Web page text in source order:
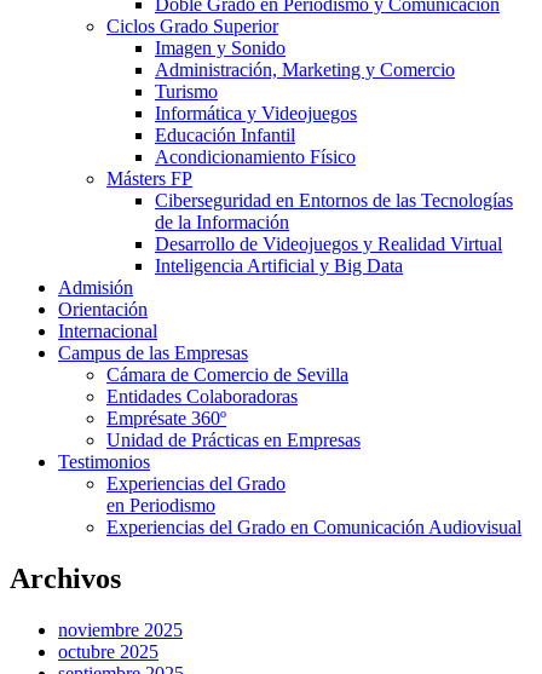
Ciclos Grado Superior
Imagen y Sonido
Administración, Marketing y Comercio
Turismo
Informática y Videojuegos
Educación Infantil
Acondicionamiento Físico
Másters FP
Ciberseguridad en Entornos de las Tecnologías
de la Información
Desarrollo de Videojuegos y Realidad Virtual
Inteligencia Artificial y Big Data
Admisión
Orientación
Internacional
Campus de las Empresas
Cámara de Comercio de Sevilla
Entidades Colaboradoras
Emprésate 360º
Unidad de Prácticas en Empresas
Testimonios
Experiencias del Grado
en Periodismo
Experiencias del Grado en Comunicación Audiovisual
Archivos
noviembre 2025
octubre 2025